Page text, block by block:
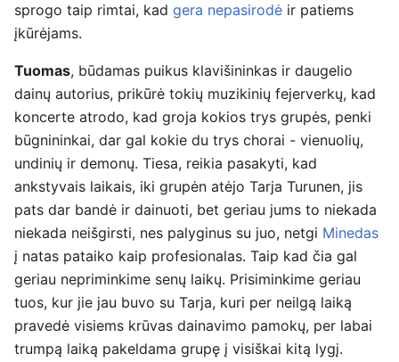
sprogo taip rimtai, kad gera nepasirodė ir patiems
įkūrėjams.
Tuomas, būdamas puikus klavišininkas ir daugelio
dainų autorius, prikūrė tokių muzikinių fejerverkų, kad
koncerte atrodo, kad groja kokios trys grupės, penki
būgnininkai, dar gal kokie du trys chorai - vienuolių,
undinių ir demonų. Tiesa, reikia pasakyti, kad
ankstyvais laikais, iki grupėn atėjo Tarja Turunen, jis
pats dar bandė ir dainuoti, bet geriau jums to niekada
niekada neišgirsti, nes palyginus su juo, netgi Minedas
į natas pataiko kaip profesionalas. Taip kad čia gal
geriau nepriminkime senų laikų. Prisiminkime geriau
tuos, kur jie jau buvo su Tarja, kuri per neilgą laiką
pravedė visiems krūvas dainavimo pamokų, per labai
trumpą laiką pakeldama grupę į visiškai kitą lygį.